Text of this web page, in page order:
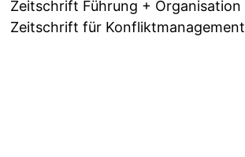
Zeitschrift Führung + Organisation
Zeitschrift für Konfliktmanagement